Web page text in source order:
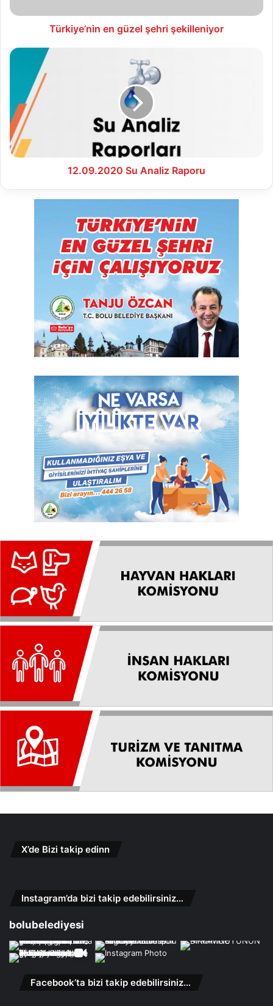
Türkiye’nin en güzel şehri şekilleniyor
12.09.2020
Raporu
12.09.2020 Su Analiz Raporu
X’de Bizi takip edinn
Instagram’da bizi takip edebilirsiniz…
bolubelediyesi
Facebook’ta bizi takip edebilirsiniz…